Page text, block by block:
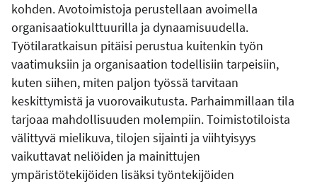
kohden. Avotoimistoja perustellaan avoimella
organisaatiokulttuurilla ja dynaamisuudella.
Työtilaratkaisun pitäisi perustua kuitenkin työn
vaatimuksiin ja organisaation todellisiin tarpeisiin,
kuten siihen, miten paljon työssä tarvitaan
keskittymistä ja vuorovaikutusta. Parhaimmillaan tila
tarjoaa mahdollisuuden molempiin. Toimistotiloista
välittyvä mielikuva, tilojen sijainti ja viihtyisyys
vaikuttavat neliöiden ja mainittujen
ympäristötekijöiden lisäksi työntekijöiden